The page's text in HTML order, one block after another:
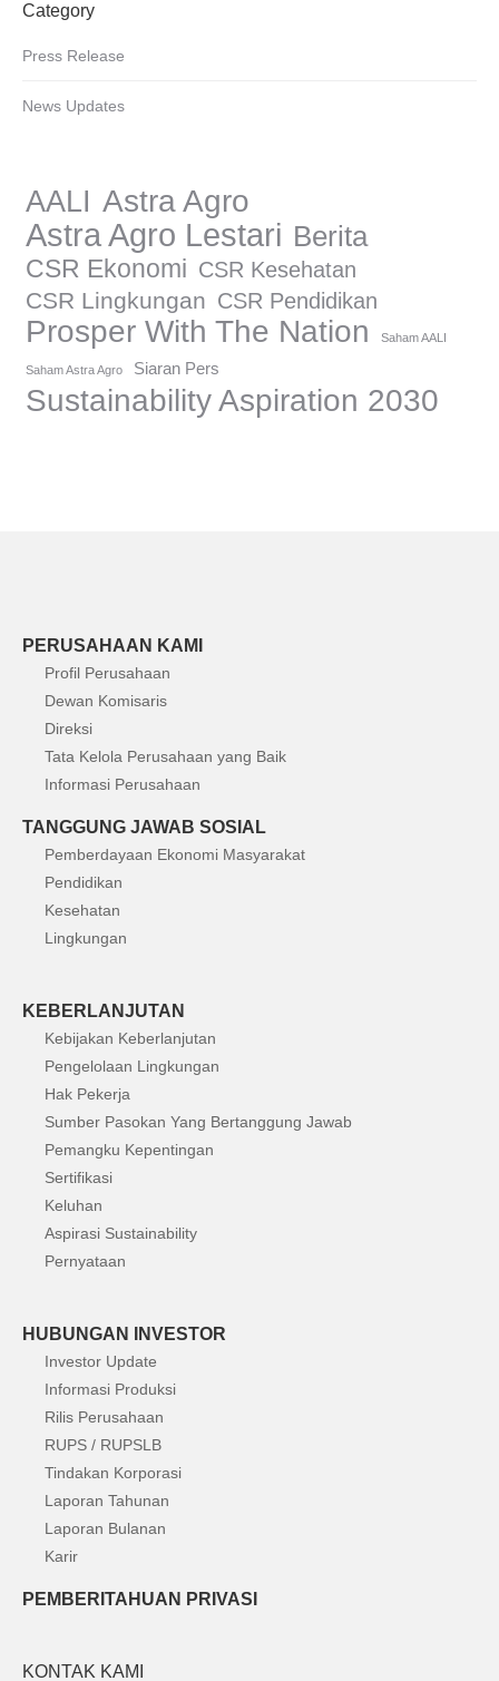
Category
Press Release
News Updates
AALI Astra Agro
Astra Agro Lestari Berita
CSR Ekonomi CSR Kesehatan
CSR Lingkungan CSR Pendidikan
Prosper With The Nation Saham AALI
Saham Astra Agro Siaran Pers
Sustainability Aspiration 2030
PERUSAHAAN KAMI
Profil Perusahaan
Dewan Komisaris
Direksi
Tata Kelola Perusahaan yang Baik
Informasi Perusahaan
TANGGUNG JAWAB SOSIAL
Pemberdayaan Ekonomi Masyarakat
Pendidikan
Kesehatan
Lingkungan
KEBERLANJUTAN
Kebijakan Keberlanjutan
Pengelolaan Lingkungan
Hak Pekerja
Sumber Pasokan Yang Bertanggung Jawab
Pemangku Kepentingan
Sertifikasi
Keluhan
Aspirasi Sustainability
Pernyataan
HUBUNGAN INVESTOR
Investor Update
Informasi Produksi
Rilis Perusahaan
RUPS / RUPSLB
Tindakan Korporasi
Laporan Tahunan
Laporan Bulanan
Karir
PEMBERITAHUAN PRIVASI
KONTAK KAMI